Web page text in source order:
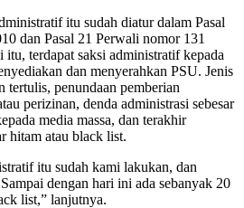
itu sudah diatur dalam Pasal
dan Pasal 21 Perwali nomor 131
terdapat saksi administratif kepada
dan menyerahkan PSU. Jenis
tertulis, penundaan pemberian
perizinan, denda administrasi sebesar
media massa, dan terakhir
hitam atau black list.
itu sudah kami lakukan, dan
dengan hari ini ada sebanyak 20
list,” lanjutnya.